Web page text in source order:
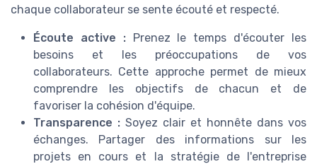
chaque collaborateur se sente écouté et respecté.
Écoute active :Prenez le temps d'écouter les
besoins et les préoccupations de vos
collaborateurs. Cette approche permet de mieux
comprendre les objectifs de chacun et de
favoriser la cohésion d'équipe.
Transparence : Soyez clair et honnête dans vos
échanges. Partager des informations sur les
projets en cours et la stratégie de l'entreprise